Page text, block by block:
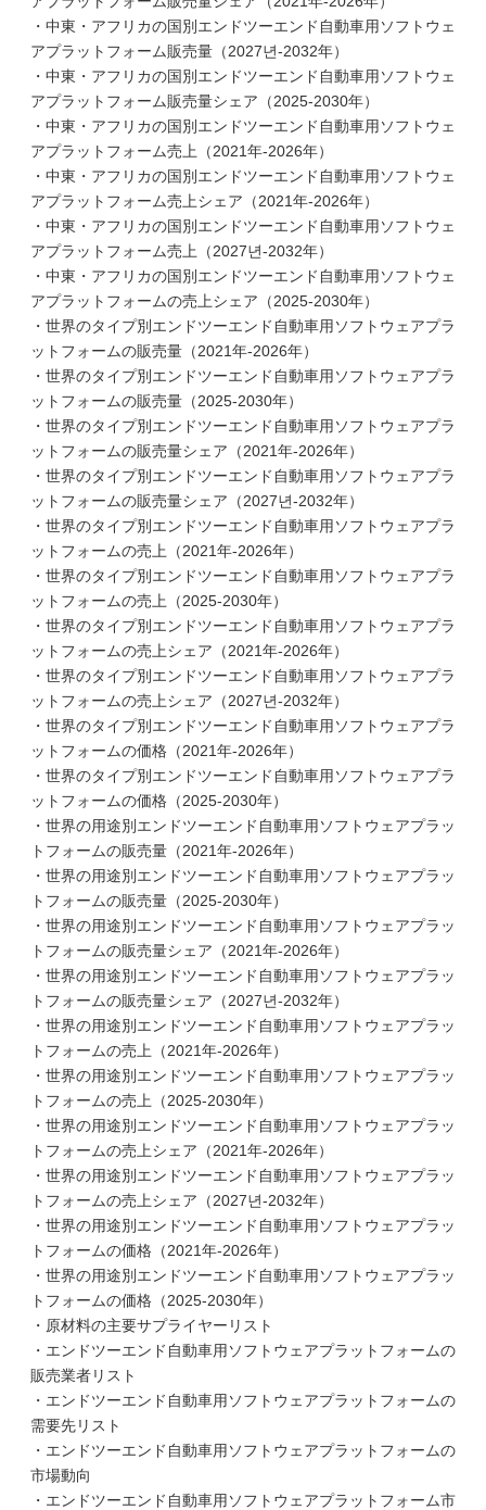
・中東・アフリカの国別エンドツーエンド自動車用ソフトウェ
アプラットフォーム販売量（2027년-2032年）
・中東・アフリカの国別エンドツーエンド自動車用ソフトウェ
アプラットフォーム販売量シェア（2025-2030年）
・中東・アフリカの国別エンドツーエンド自動車用ソフトウェ
アプラットフォーム売上（2021年-2026年）
・中東・アフリカの国別エンドツーエンド自動車用ソフトウェ
アプラットフォーム売上シェア（2021年-2026年）
・中東・アフリカの国別エンドツーエンド自動車用ソフトウェ
アプラットフォーム売上（2027년-2032年）
・中東・アフリカの国別エンドツーエンド自動車用ソフトウェ
アプラットフォームの売上シェア（2025-2030年）
・世界のタイプ別エンドツーエンド自動車用ソフトウェアプラ
ットフォームの販売量（2021年-2026年）
・世界のタイプ別エンドツーエンド自動車用ソフトウェアプラ
ットフォームの販売量（2025-2030年）
・世界のタイプ別エンドツーエンド自動車用ソフトウェアプラ
ットフォームの販売量シェア（2021年-2026年）
・世界のタイプ別エンドツーエンド自動車用ソフトウェアプラ
ットフォームの販売量シェア（2027년-2032年）
・世界のタイプ別エンドツーエンド自動車用ソフトウェアプラ
ットフォームの売上（2021年-2026年）
・世界のタイプ別エンドツーエンド自動車用ソフトウェアプラ
ットフォームの売上（2025-2030年）
・世界のタイプ別エンドツーエンド自動車用ソフトウェアプラ
ットフォームの売上シェア（2021年-2026年）
・世界のタイプ別エンドツーエンド自動車用ソフトウェアプラ
ットフォームの売上シェア（2027년-2032年）
・世界のタイプ別エンドツーエンド自動車用ソフトウェアプラ
ットフォームの価格（2021年-2026年）
・世界のタイプ別エンドツーエンド自動車用ソフトウェアプラ
ットフォームの価格（2025-2030年）
・世界の用途別エンドツーエンド自動車用ソフトウェアプラッ
トフォームの販売量（2021年-2026年）
・世界の用途別エンドツーエンド自動車用ソフトウェアプラッ
トフォームの販売量（2025-2030年）
・世界の用途別エンドツーエンド自動車用ソフトウェアプラッ
トフォームの販売量シェア（2021年-2026年）
・世界の用途別エンドツーエンド自動車用ソフトウェアプラッ
トフォームの販売量シェア（2027년-2032年）
・世界の用途別エンドツーエンド自動車用ソフトウェアプラッ
トフォームの売上（2021年-2026年）
・世界の用途別エンドツーエンド自動車用ソフトウェアプラッ
トフォームの売上（2025-2030年）
・世界の用途別エンドツーエンド自動車用ソフトウェアプラッ
トフォームの売上シェア（2021年-2026年）
・世界の用途別エンドツーエンド自動車用ソフトウェアプラッ
トフォームの売上シェア（2027년-2032年）
・世界の用途別エンドツーエンド自動車用ソフトウェアプラッ
トフォームの価格（2021年-2026年）
・世界の用途別エンドツーエンド自動車用ソフトウェアプラッ
トフォームの価格（2025-2030年）
・原材料の主要サプライヤーリスト
・エンドツーエンド自動車用ソフトウェアプラットフォームの
販売業者リスト
・エンドツーエンド自動車用ソフトウェアプラットフォームの
需要先リスト
・エンドツーエンド自動車用ソフトウェアプラットフォームの
市場動向
・エンドツーエンド自動車用ソフトウェアプラットフォーム市